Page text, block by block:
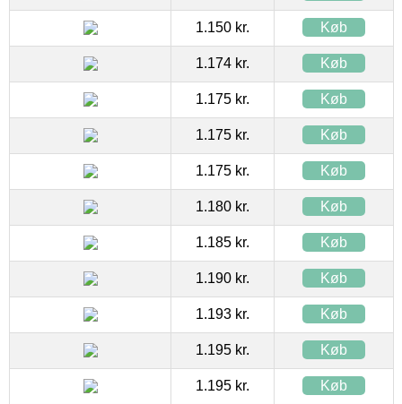
1.150 kr. Køb
1.174 kr. Køb
1.175 kr. Køb
1.175 kr. Køb
1.175 kr. Køb
1.180 kr. Køb
1.185 kr. Køb
1.190 kr. Køb
1.193 kr. Køb
1.195 kr. Køb
1.195 kr. Køb